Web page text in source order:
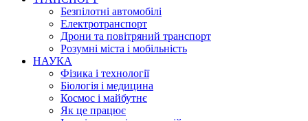
Безпілотні автомобілі
Електротранспорт
Дрони та повітряний транспорт
Розумні міста і мобільність
НАУКА
Фізика і технології
Біологія і медицина
Космос і майбутнє
Як це працює